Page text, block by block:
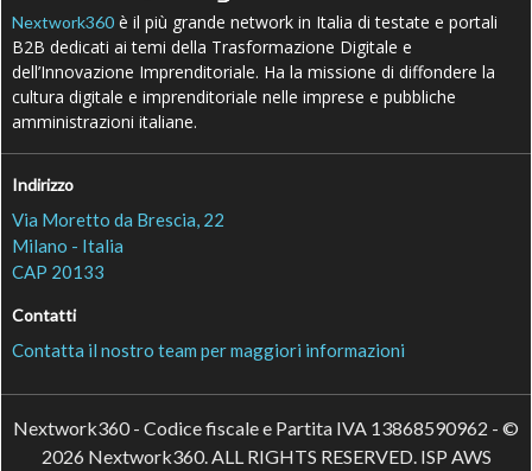
Nextwork360 è il più grande network in Italia di testate e portali
B2B dedicati ai temi della Trasformazione Digitale e
dell’Innovazione Imprenditoriale. Ha la missione di diffondere la
cultura digitale e imprenditoriale nelle imprese e pubbliche
amministrazioni italiane.
Indirizzo
Via Moretto da Brescia, 22
Milano - Italia
CAP 20133
Contatti
Contatta il nostro team per maggiori informazioni
Nextwork360 - Codice fiscale e Partita IVA 13868590962 - ©
2026 Nextwork360. ALL RIGHTS RESERVED. ISP AWS